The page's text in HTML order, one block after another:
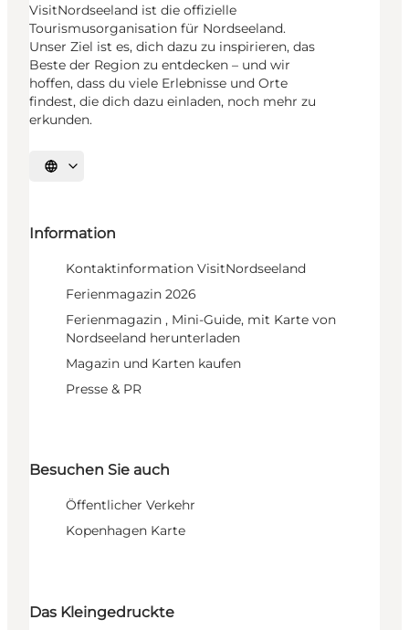
VisitNordseeland ist die offizielle
Tourismusorganisation für Nordseeland.
Unser Ziel ist es, dich dazu zu inspirieren, das
Beste der Region zu entdecken – und wir
hoffen, dass du viele Erlebnisse und Orte
findest, die dich dazu einladen, noch mehr zu
erkunden.
Sprache auswählen
Information
Kontaktinformation VisitNordseeland
Ferienmagazin 2026
Ferienmagazin , Mini-Guide, mit Karte von
Nordseeland herunterladen
Magazin und Karten kaufen
Presse & PR
Besuchen Sie auch
Öffentlicher Verkehr
Kopenhagen Karte
Das Kleingedruckte